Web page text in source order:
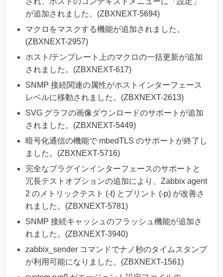
が追加されました。(ZBXNEXT-5694)
マクロをマスクする機能が追加されました。
(ZBXNEXT-2957)
ホスト/テンプレート上のマクロの一括更新が追加
されました。(ZBXNEXT-617)
SNMP 接続関連の属性がホストインターフェース
レベルに移動されました。(ZBXNEXT-2613)
SVG グラフの画像ダウンロードのサポートが追加
されました。(ZBXNEXT-5449)
暗号化通信の機能で mbedTLS のサポートが終了し
ました。(ZBXNEXT-5716)
完全なプラグインインターフェースのサポートと
冗長テストオプションの追加により、Zabbix agent
2 のメトリックテスト (-t) とプリント (-p) が改善さ
れました。(ZBXNEXT-5781)
SNMP 接続キャッシュのフラッシュ機能が追加さ
れました。(ZBXNEXT-3940)
zabbix_sender コマンドでナノ秒のタイムスタンプ
が利用可能になりました。(ZBXNEXT-1561)